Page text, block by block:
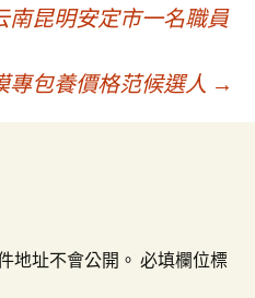
南昆明安定市一名職員
專包養價格范候選人 →
地址不會公開。 必填欄位標